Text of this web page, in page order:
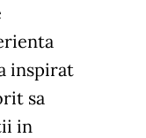
inspirat
sa
in